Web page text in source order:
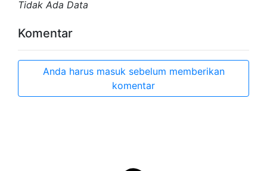
Tidak Ada Data
Komentar
Anda harus masuk sebelum memberikan
komentar